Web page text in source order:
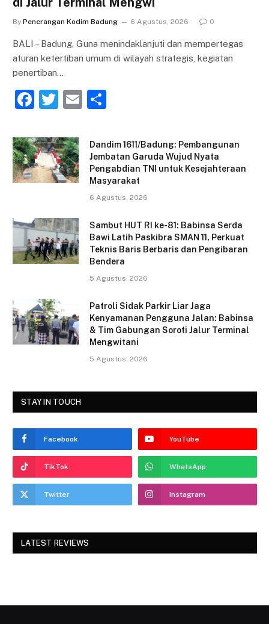
By Penerangan Kodim Badung 6 Agustus, 2026 0
BALI – Badung, Guna menindaklanjuti dan mempertegas
aturan ketertiban umum di wilayah strategis, kegiatan
penertiban…
F
c
e
b
o
k
T
itt
er
E
ai ar
e
Dandim 1611/Badung: Pembangunan
Jembatan Garuda Wujud Nyata
Pengabdian TNI untuk Kesejahteraan
Masyarakat
6 Agustus, 2026
Sambut HUT RI ke-81: Babinsa Serda
Bawi Latih Paskibra SMAN 11, Perkuat
Teknis Baris Berbaris dan Pengibaran
Bendera
5 Agustus, 2026
Patroli Sidak Parkir Liar Jaga
Kenyamanan Pengguna Jalan: Babinsa
& Tim Gabungan Soroti Jalur Terminal
Mengwitani
5 Agustus, 2026
STAY IN TOUCH
Facebook YouTube
TikTok WhatsApp
Twitter Instagram
LATEST REVIEWS